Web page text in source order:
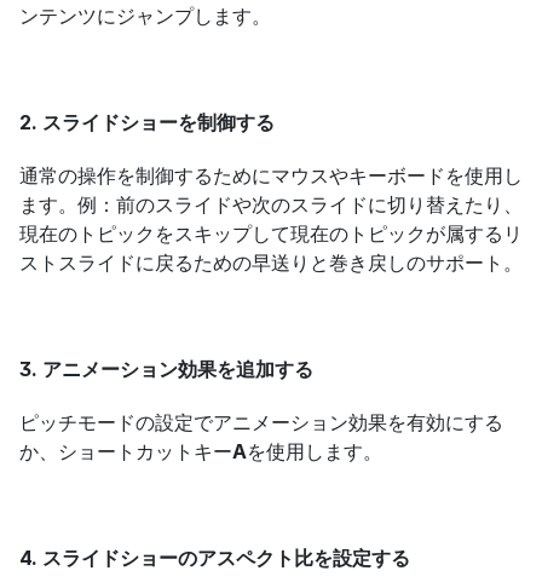
ンテンツにジャンプします。
2. スライドショーを制御する
通常の操作を制御するためにマウスやキーボードを使用し
ます。例：前のスライドや次のスライドに切り替えたり、
現在のトピックをスキップして現在のトピックが属するリ
ストスライドに戻るための早送りと巻き戻しのサポート。
3. アニメーション効果を追加する
ピッチモードの設定でアニメーション効果を有効にする
か、ショートカットキーAを使用します。
4. スライドショーのアスペクト比を設定する